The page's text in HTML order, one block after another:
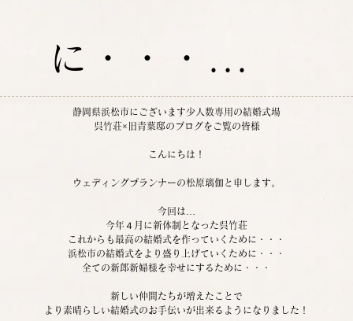
静岡県浜松市にございます少人数専用の結婚式場
呉竹荘×旧青葉邸のブログをご覧の皆様
こんにちは！
ウェディングプランナーの松原璃伽と申します。
今回は…
今年４月に新体制となった呉竹荘
これからも最高の結婚式を作っていくために・・・
浜松市の結婚式をより盛り上げていくために・・・
全ての新郎新婦様を幸せにするために・・・
新しい仲間たちが増えたことで
より素晴らしい結婚式のお手伝いが出来るようになりました！
に・・・...